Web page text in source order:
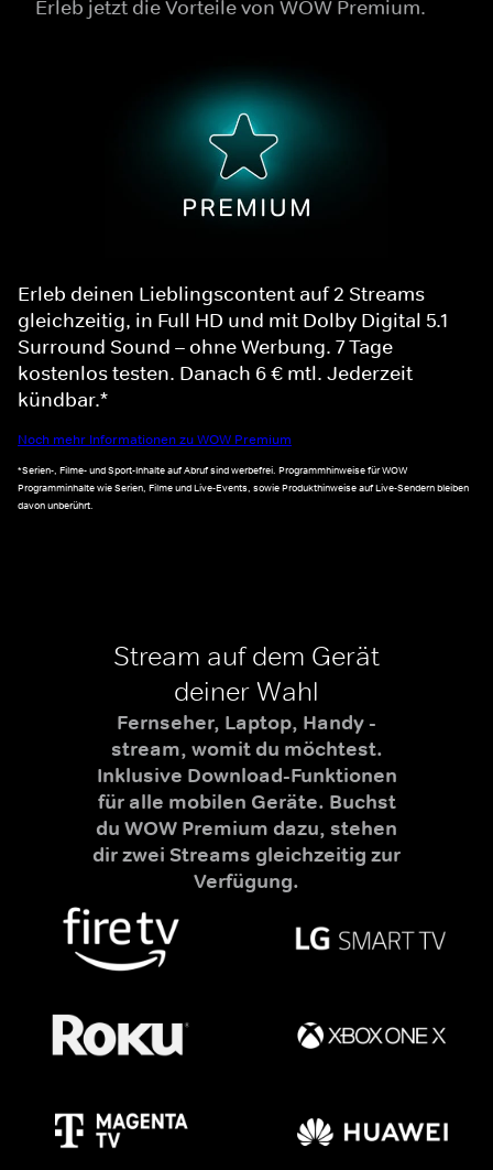
Erleb jetzt die Vorteile von WOW Premium.
Erleb deinen Lieblingscontent auf 2 Streams
gleichzeitig, in Full HD und mit Dolby Digital 5.1
Surround Sound – ohne Werbung. 7 Tage
kostenlos testen. Danach 6 € mtl. Jederzeit
kündbar.*
Noch mehr Informationen zu WOW Premium
*Serien-, Filme- und Sport-Inhalte auf Abruf sind werbefrei. Programmhinweise für WOW
Programminhalte wie Serien, Filme und Live-Events, sowie Produkthinweise auf Live-Sendern bleiben
davon unberührt.
Stream auf dem Gerät
deiner Wahl
Fernseher, Laptop, Handy -
stream, womit du möchtest.
Inklusive Download-Funktionen
für alle mobilen Geräte. Buchst
du WOW Premium dazu, stehen
dir zwei Streams gleichzeitig zur
Verfügung.